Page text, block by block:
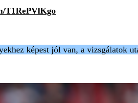
T1RePVlKgo
képest jól van, a vizsgálatok